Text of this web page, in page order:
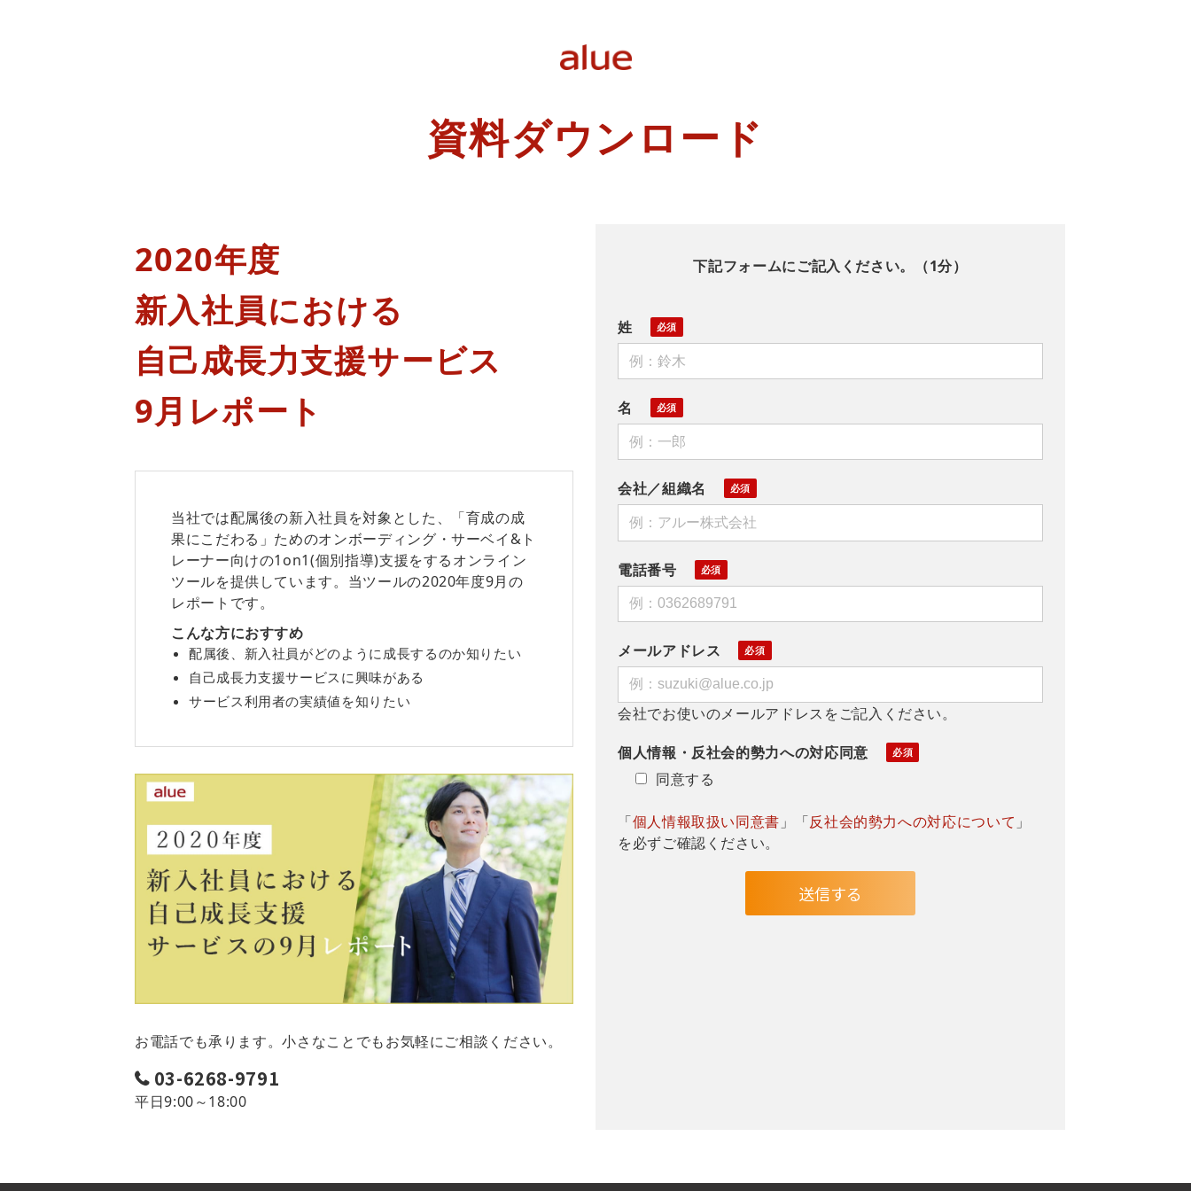
資料ダウンロード
2020年度
新入社員における
自己成⾧力支援サービス
9月レポート
当社では配属後の新入社員を対象とした、「育成の成
果にこだわる」ためのオンボーディング・サーベイ&ト
レーナー向けの1on1(個別指導)支援をするオンライン
ツールを提供しています。当ツールの2020年度9月の
レポートです。
こんな方におすすめ
配属後、新入社員がどのように成長するのか知りたい
自己成長力支援サービスに興味がある
サービス利用者の実績値を知りたい
お電話でも承ります。小さなことでもお気軽にご相談ください。
03-6268-9791
平日9:00～18:00
下記フォームにご記入ください。（1分）
姓
名
会社／組織名
電話番号
メールアドレス
会社でお使いのメールアドレスをご記入ください。
個人情報・反社会的勢力への対応同意
同意する
「個人情報取扱い同意書 」「反社会的勢力への対応について 」
を必ずご確認ください。